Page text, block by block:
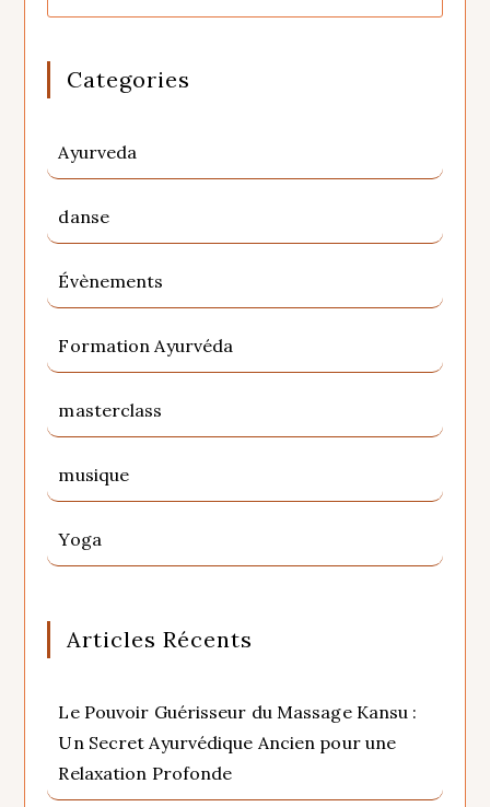
Categories
Ayurveda
danse
Évènements
Formation Ayurvéda
masterclass
musique
Yoga
Articles Récents
Le Pouvoir Guérisseur du Massage Kansu :
Un Secret Ayurvédique Ancien pour une
Relaxation Profonde